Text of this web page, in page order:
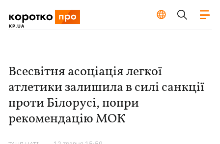
Всесвітня асоціація легкої
атлетики залишила в силі санкції
проти Білорусі, попри
рекомендацію МОК